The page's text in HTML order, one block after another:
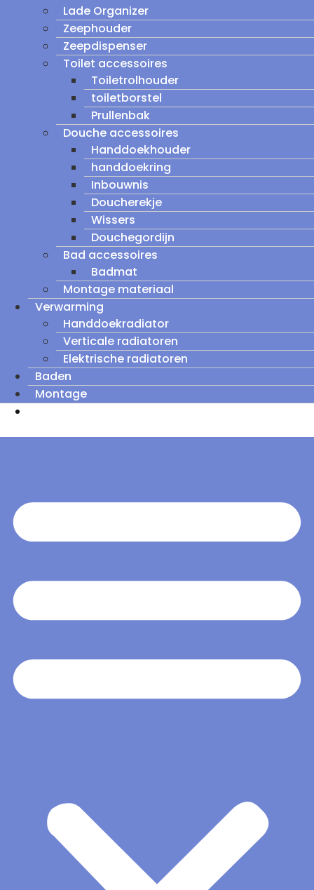
Lade Organizer
Zeephouder
Zeepdispenser
Toilet accessoires
Toiletrolhouder
toiletborstel
Prullenbak
Douche accessoires
Handdoekhouder
handdoekring
Inbouwnis
Doucherekje
Wissers
Douchegordijn
Bad accessoires
Badmat
Montage materiaal
Verwarming
Handdoekradiator
Verticale radiatoren
Elektrische radiatoren
Baden
Montage